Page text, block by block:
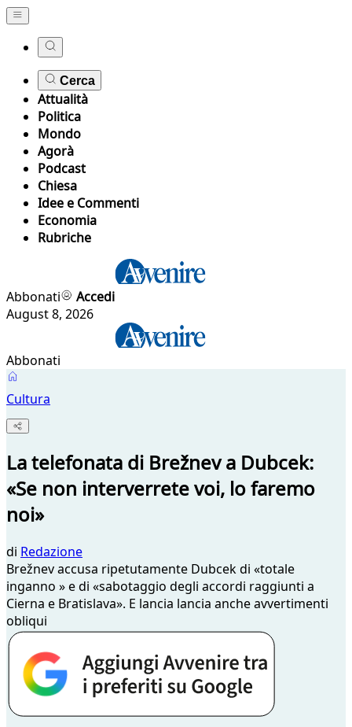
Cerca
Attualità
Politica
Mondo
Agorà
Podcast
Chiesa
Idee e Commenti
Economia
Rubriche
Abbonati
Accedi
August 8, 2026
Abbonati
Cultura
La telefonata di Brežnev a Dubcek:
«Se non interverrete voi, lo faremo
noi»
di Redazione
Brežnev accusa ripetutamente Dubcek di «totale
inganno » e di «sabotaggio degli accordi raggiunti a
Cierna e Bratislava». E lancia lancia anche avvertimenti
obliqui